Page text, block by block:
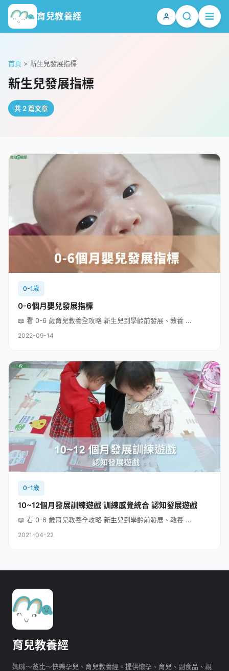
育兒教養經
首頁 > 新生兒發展指標
新生兒發展指標
共 2 篇文章
0-1歲
0-6個月嬰兒發展指標
📖 看 0-6 歲育兒教養全攻略 新生兒到學齡前發展、教養 ...
2022-09-14
0-1歲
10~12個月發展訓練遊戲 訓練感覺統合 認知發展遊戲
📖 看 0-6 歲育兒教養全攻略 新生兒到學齡前發展、教養 ...
2021-04-22
育兒教養經
媽咪～爸比～快樂孕兒、育兒教養經。提供懷孕、育兒、副食品、親